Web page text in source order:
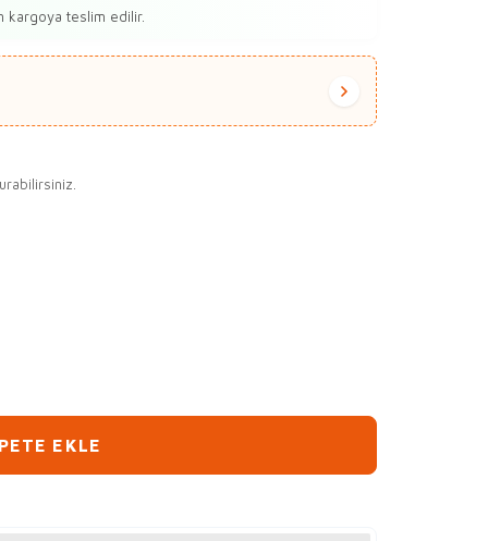
kargoya teslim edilir.
EKLE